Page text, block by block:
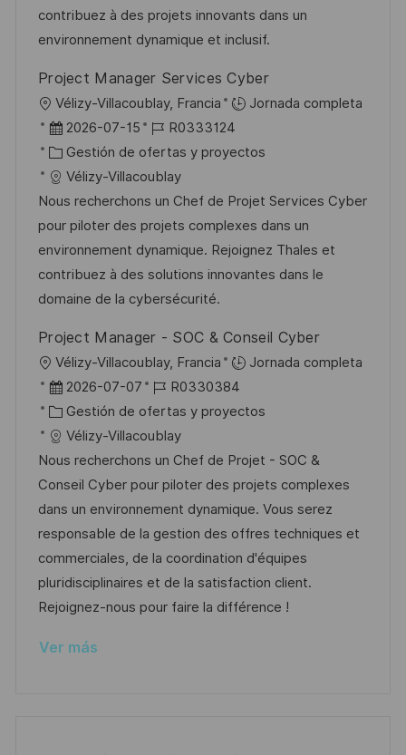
ó
n
e
p
b
l
i
c
a
c
i
ó
n
p
l
o
o
r
a
contribuez à des projets innovants dans un
environnement dynamique et inclusif.
Project Manager Services Cyber
U
b
c
a
c
i
ó
n
Vélizy-Villacoublay, Francia
Jornada completa
F
e
c
h
a
d
e
p
b
l
i
c
a
c
i
ó
n
2026-07-15
I
D
d
e
e
m
p
l
o
R0333124
C
a
t
e
g
o
r
a
Gestión de ofertas y proyectos
Vélizy-Villacoublay
Nous recherchons un Chef de Projet Services Cyber
pour piloter des projets complexes dans un
environnement dynamique. Rejoignez Thales et
contribuez à des solutions innovantes dans le
domaine de la cybersécurité.
Project Manager - SOC & Conseil Cyber
U
b
c
a
c
i
ó
n
Vélizy-Villacoublay, Francia
Jornada completa
F
e
c
h
a
d
e
p
u
b
i
2026-07-07
I
D
d
e
e
m
p
l
e
o
R0330384
C
a
t
e
g
o
r
í
a
Gestión de ofertas y proyectos
Vélizy-Villacoublay
Nous recherchons un Chef de Projet - SOC &
Conseil Cyber pour piloter des projets complexes
dans un environnement dynamique. Vous serez
responsable de la gestion des offres techniques et
commerciales, de la coordination d'équipes
pluridisciplinaires et de la satisfaction client.
Rejoignez-nous pour faire la différence !
Ver más